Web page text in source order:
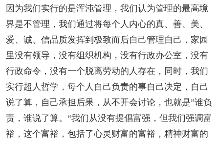
因为我们实行的是浑沌管理，我们认为管理的最高境
界是不管理，我们通过将每个人内心的真、善、美、
爱、诚、信品质发挥到极致而后自己管理自己，家园
里没有领导，没有组织机构，没有行政办公室，没有
行政命令，没有一个脱离劳动的人存在，同时，我们
实行超人哲学，每个人自己负责的事自己决定，自己
说了算，自己承担后果，从不开会讨论，也就是”谁负
责，谁说了算。“我们从没有提倡富强，但我们强调富
裕，这个富裕，包括了心灵财富的富裕，精神财富的